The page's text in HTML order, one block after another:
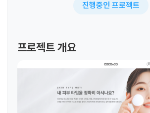
진행중인 프로젝트
프로젝트 개요